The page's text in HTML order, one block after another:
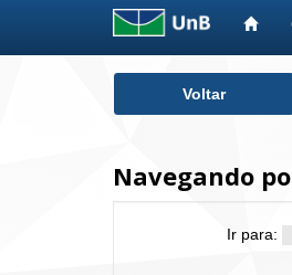
Voltar
Navegando
Ir para: